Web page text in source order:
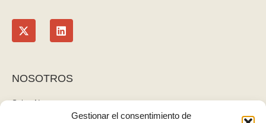
Gestionar el consentimiento de
NOSOTROS
Sobre Nosotros